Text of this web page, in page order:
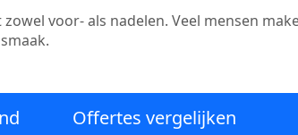
voor- als nadelen. Veel mensen
Offertes vergelijken